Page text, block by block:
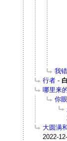
我
行者 -
哪里来
你
大圆满
2022-